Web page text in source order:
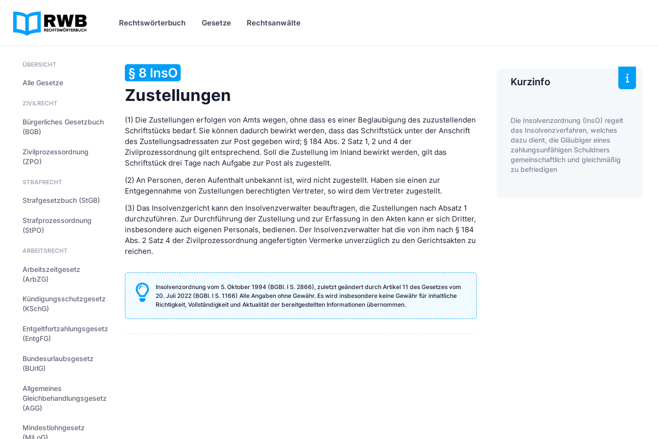
Rechtswörterbuch Gesetze Rechtsanwälte
ÜBERSICHT
Alle Gesetze
ZIVILRECHT
Bürgerliches Gesetzbuch
(BGB)
Zivilprozessordnung
(ZPO)
STRAFRECHT
Strafgesetzbuch (StGB)
Strafprozessordnung
(StPO)
ARBEITSRECHT
Arbeitszeitgesetz
(ArbZG)
Kündigungsschutzgesetz
(KSchG)
Entgeltfortzahlungsgesetz
(EntgFG)
Bundesurlaubsgesetz
(BUrlG)
Allgemeines
Gleichbehandlungsgesetz
(AGG)
Mindestlohngesetz
§ 8 InsO
Zustellungen
(1) Die Zustellungen erfolgen von Amts wegen, ohne dass es einer Beglaubigung des zuzustellenden
Schriftstücks bedarf. Sie können dadurch bewirkt werden, dass das Schriftstück unter der Anschrift
des Zustellungsadressaten zur Post gegeben wird; § 184 Abs. 2 Satz 1, 2 und 4 der
Zivilprozessordnung gilt entsprechend. Soll die Zustellung im Inland bewirkt werden, gilt das
Schriftstück drei Tage nach Aufgabe zur Post als zugestellt.
(2) An Personen, deren Aufenthalt unbekannt ist, wird nicht zugestellt. Haben sie einen zur
Entgegennahme von Zustellungen berechtigten Vertreter, so wird dem Vertreter zugestellt.
(3) Das Insolvenzgericht kann den Insolvenzverwalter beauftragen, die Zustellungen nach Absatz 1
durchzuführen. Zur Durchführung der Zustellung und zur Erfassung in den Akten kann er sich Dritter,
insbesondere auch eigenen Personals, bedienen. Der Insolvenzverwalter hat die von ihm nach § 184
Abs. 2 Satz 4 der Zivilprozessordnung angefertigten Vermerke unverzüglich zu den Gerichtsakten zu
reichen.
Insolvenzordnung vom 5. Oktober 1994 (BGBl. I S. 2866), zuletzt geändert durch Artikel 11 des Gesetzes vom
20. Juli 2022 (BGBl. I S. 1166) Alle Angaben ohne Gewähr. Es wird insbesondere keine Gewähr für inhaltliche
Richtigkeit, Vollständigkeit und Aktualität der bereitgestellten Informationen übernommen.
Kurzinfo
Die Insolvenzordnung (InsO) regelt
das Insolvenzverfahren, welches
dazu dient, die Gläubiger eines
zahlungsunfähigen Schuldners
gemeinschaftlich und gleichmäßig
zu befriedigen